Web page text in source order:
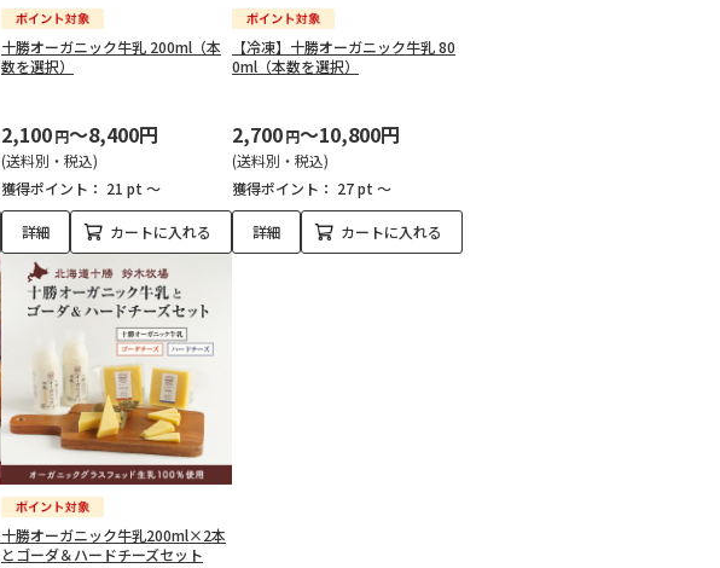
十勝オーガニック牛乳 200ml（本
数を選択）
2,100円～8,400円
(送料別・税込)
獲得ポイント： 21 pt ～
詳細 カートに入れる
【冷凍】十勝オーガニック牛乳 80
0ml（本数を選択）
2,700円～10,800円
(送料別・税込)
獲得ポイント： 27 pt ～
詳細 カートに入れる
十勝オーガニック牛乳200ml×2本
とゴーダ＆ハードチーズセット